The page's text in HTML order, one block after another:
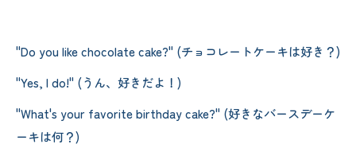
"Do you like chocolate cake?" (チョコレートケーキは好き？)
"Yes, I do!" (うん、好きだよ！)
"What's your favorite birthday cake?" (好きなバースデーケ
ーキは何？)